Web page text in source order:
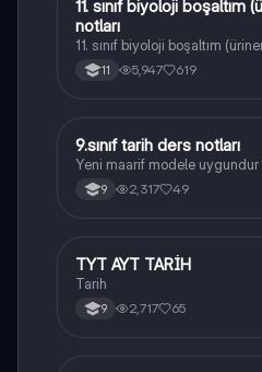
Biyoloji
11. sınıf biyoloji
notları
11. sınıf biyoloji boşaltım
11 5,947 619
Tarih
9.sınıf tarih ders notları
Yeni maarif modele uygundur
9 2,317 49
Tarih
TYT AYT TARİH
Tarih
9 2,717 65